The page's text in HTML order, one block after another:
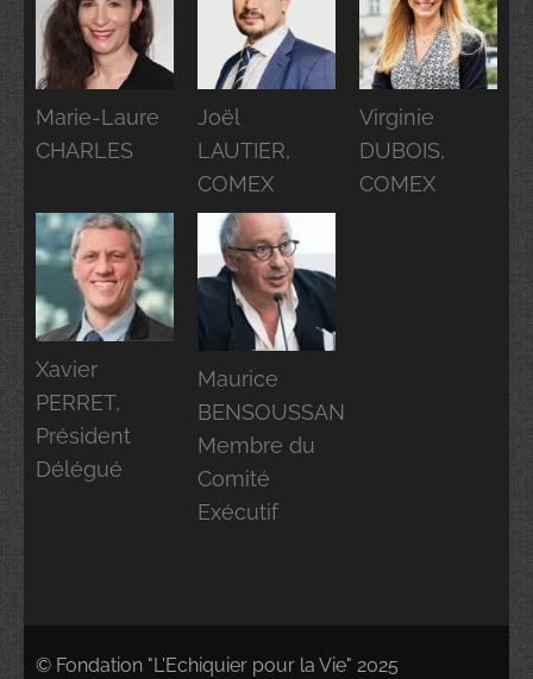
Marie-Laure
CHARLES
Joël
LAUTIER,
COMEX
Virginie
DUBOIS,
COMEX
Xavier
PERRET,
Président
Délégué
Maurice
BENSOUSSAN
Membre du
Comité
Exécutif
© Fondation "L'Echiquier pour la Vie" 2025